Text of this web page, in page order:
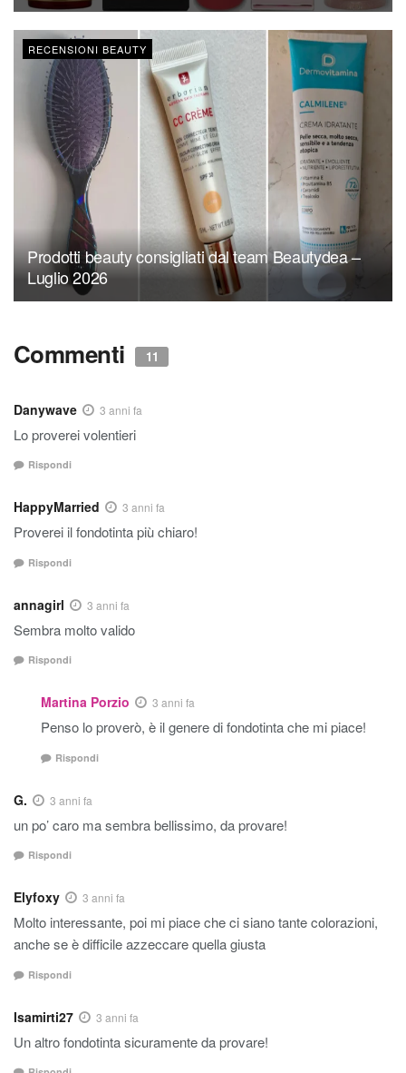
RECENSIONI BEAUTY
Prodotti beauty consigliati dal team Beautydea –
Luglio 2026
Commenti 11
Danywave 3 anni fa
Lo proverei volentieri
Rispondi
HappyMarried 3 anni fa
Proverei il fondotinta più chiaro!
Rispondi
annagirl 3 anni fa
Sembra molto valido
Rispondi
Martina Porzio 3 anni fa
Penso lo proverò, è il genere di fondotinta che mi piace!
Rispondi
G. 3 anni fa
un po’ caro ma sembra bellissimo, da provare!
Rispondi
Elyfoxy 3 anni fa
Molto interessante, poi mi piace che ci siano tante colorazioni,
anche se è difficile azzeccare quella giusta
Rispondi
Isamirti27 3 anni fa
Un altro fondotinta sicuramente da provare!